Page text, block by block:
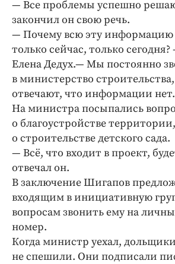
— Все проблемы успешно
закончил он свою речь.
— Почему всю эту информацию
только сейчас, только
Елена Дедух.— Мы постоянно
в министерство
отвечают, что информации нет.
На министра посыпались
о благоустройстве территории,
о строительстве детского сада.
— Всё, что входит в проект,
отвечал он.
В заключение Шигапов
входящим в инициативную
вопросам звонить ему на
номер.
Когда министр уехал,
не спешили. Они подписали